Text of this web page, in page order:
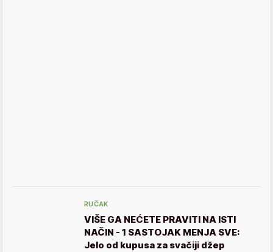
RUČAK
VIŠE GA NEĆETE PRAVITI NA ISTI
NAČIN - 1 SASTOJAK MENJA SVE:
Jelo od kupusa za svačiji džep